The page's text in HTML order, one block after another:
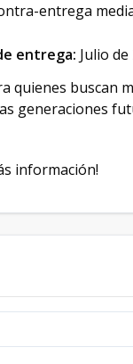
entrega
entrega: Julio de
quienes buscan
generaciones
información!